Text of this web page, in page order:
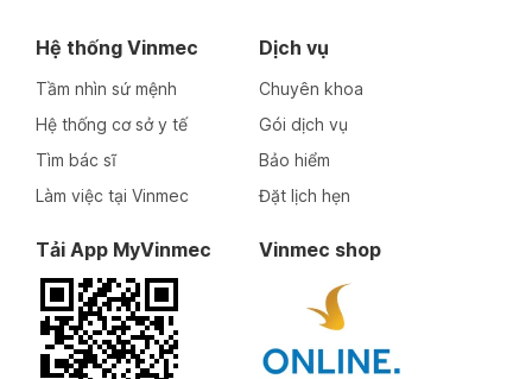
Hệ thống Vinmec
Tầm nhìn sứ mệnh
Hệ thống cơ sở y tế
Tìm bác sĩ
Làm việc tại Vinmec
Dịch vụ
Chuyên khoa
Gói dịch vụ
Bảo hiểm
Đặt lịch hẹn
Tải App MyVinmec Vinmec shop